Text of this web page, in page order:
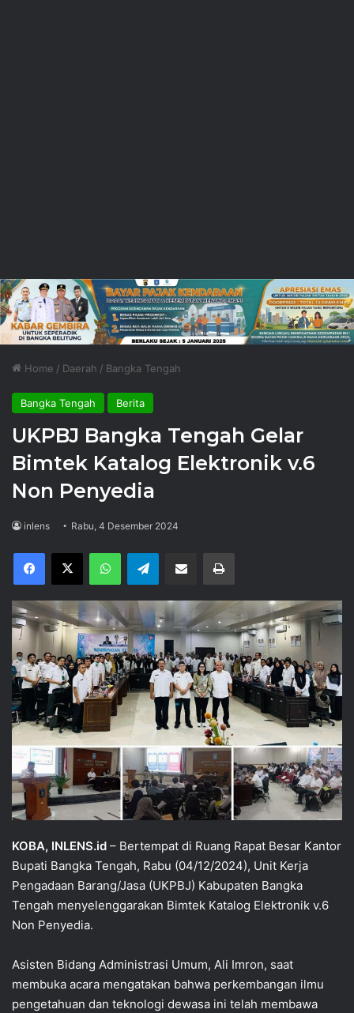
Home / Daerah / Bangka Tengah
Bangka Tengah Berita
UKPBJ Bangka Tengah Gelar
Bimtek Katalog Elektronik v.6
Non Penyedia
inlens Rabu, 4 Desember 2024
Facebook
X WhatsAppTelegram Share via Email Print
KOBA, INLENS.id – Bertempat di Ruang Rapat Besar Kantor
Bupati Bangka Tengah, Rabu (04/12/2024), Unit Kerja
Pengadaan Barang/Jasa (UKPBJ) Kabupaten Bangka
Tengah menyelenggarakan Bimtek Katalog Elektronik v.6
Non Penyedia.
Asisten Bidang Administrasi Umum, Ali Imron, saat
membuka acara mengatakan bahwa perkembangan ilmu
pengetahuan dan teknologi dewasa ini telah membawa